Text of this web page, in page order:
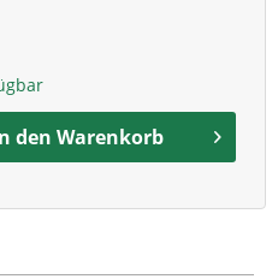
den Warenkorb